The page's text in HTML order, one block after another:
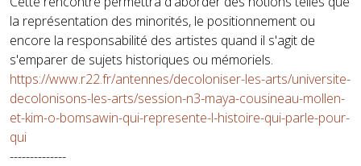
la représentation des minorités, le positionnement ou
encore la responsabilité des artistes quand il s'agit de
s'emparer de sujets historiques ou mémoriels.
https://www.r22.fr/antennes/decoloniser-les-arts/universite-
decolonisons-les-arts/session-n3-maya-cousineau-mollen-
et-kim-o-bomsawin-qui-represente-l-histoire-qui-parle-pour-
qui
--------------